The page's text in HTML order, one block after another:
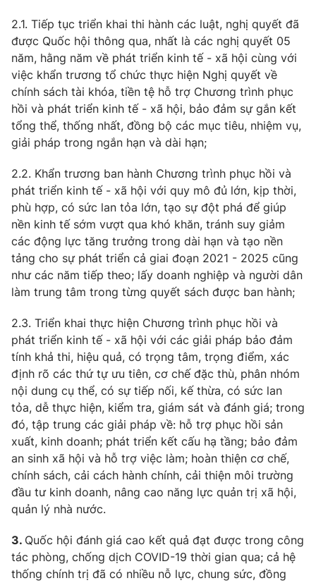
2.1. Tiếp tục triển khai thi hành các luật, nghị quyết đã
được Quốc hội thông qua, nhất là các nghị quyết 05
năm, hằng năm về phát triển kinh tế - xã hội cùng với
việc khẩn trương tổ chức thực hiện Nghị quyết về
chính sách tài khóa, tiền tệ hỗ trợ Chương trình phục
hồi và phát triển kinh tế - xã hội, bảo đảm sự gắn kết
tổng thể, thống nhất, đồng bộ các mục tiêu, nhiệm vụ,
giải pháp trong ngắn hạn và dài hạn;
2.2. Khẩn trương ban hành Chương trình phục hồi và
phát triển kinh tế - xã hội với quy mô đủ lớn, kịp thời,
phù hợp, có sức lan tỏa lớn, tạo sự đột phá để giúp
nền kinh tế sớm vượt qua khó khăn, tránh suy giảm
các động lực tăng trưởng trong dài hạn và tạo nền
tảng cho sự phát triển cả giai đoạn 2021 - 2025 cũng
như các năm tiếp theo; lấy doanh nghiệp và người dân
làm trung tâm trong từng quyết sách được ban hành;
2.3. Triển khai thực hiện Chương trình phục hồi và
phát triển kinh tế - xã hội với các giải pháp bảo đảm
tính khả thi, hiệu quả, có trọng tâm, trọng điểm, xác
định rõ các thứ tự ưu tiên, cơ chế đặc thù, phân nhóm
nội dung cụ thể, có sự tiếp nối, kế thừa, có sức lan
tỏa, dễ thực hiện, kiểm tra, giám sát và đánh giá; trong
đó, tập trung các giải pháp về: hỗ trợ phục hồi sản
xuất, kinh doanh; phát triển kết cấu hạ tầng; bảo đảm
an sinh xã hội và hỗ trợ việc làm; hoàn thiện cơ chế,
chính sách, cải cách hành chính, cải thiện môi trường
đầu tư kinh doanh, nâng cao năng lực quản trị xã hội,
quản lý nhà nước.
3. Quốc hội đánh giá cao kết quả đạt được trong công
tác phòng, chống dịch COVID-19 thời gian qua; cả hệ
thống chính trị đã có nhiều nỗ lực, chung sức, đồng